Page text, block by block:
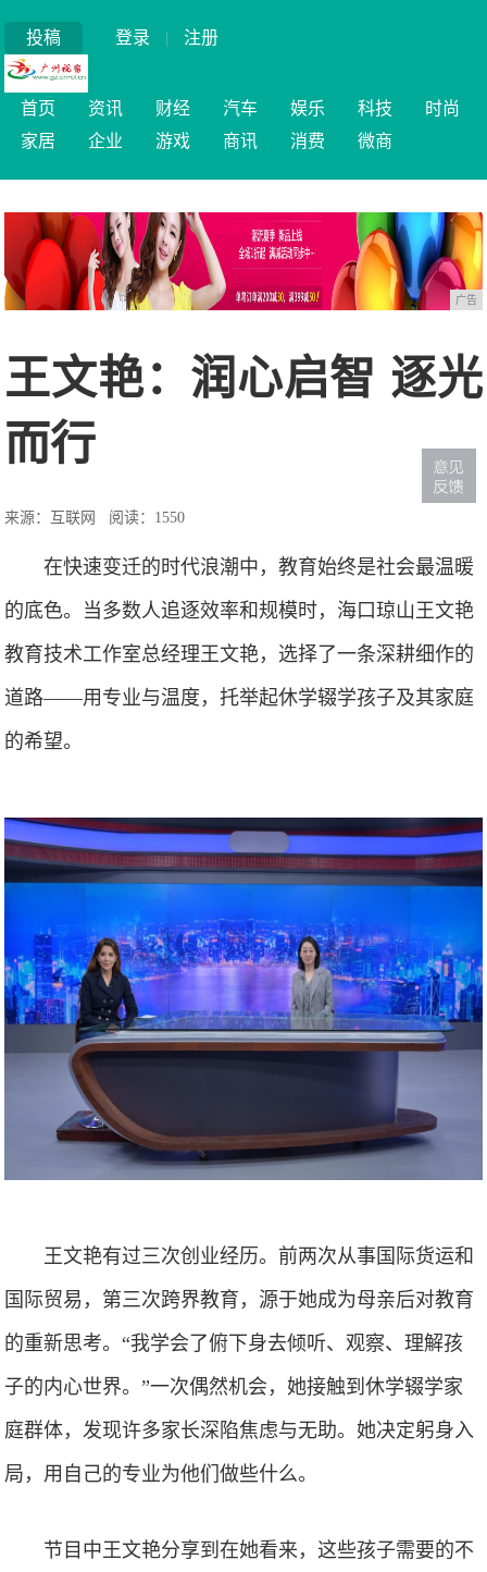
投稿 登录 | 注册
首页 资讯 财经 汽车 娱乐 科技
时尚
家居
企业 游戏 商讯 消费 微商
广告
王文艳：润心启智 逐光
而行
来源：互联网 阅读：1550
在快速变迁的时代浪潮中，教育始终是社会最温暖
的底色。当多数人追逐效率和规模时，海口琼山王文艳
教育技术工作室总经理王文艳，选择了一条深耕细作的
道路——用专业与温度，托举起休学辍学孩子及其家庭
的希望。
王文艳有过三次创业经历。前两次从事国际货运和
国际贸易，第三次跨界教育，源于她成为母亲后对教育
的重新思考。“我学会了俯下身去倾听、观察、理解孩
子的内心世界。”一次偶然机会，她接触到休学辍学家
庭群体，发现许多家长深陷焦虑与无助。她决定躬身入
局，用自己的专业为他们做些什么。
节目中王文艳分享到在她看来，这些孩子需要的不